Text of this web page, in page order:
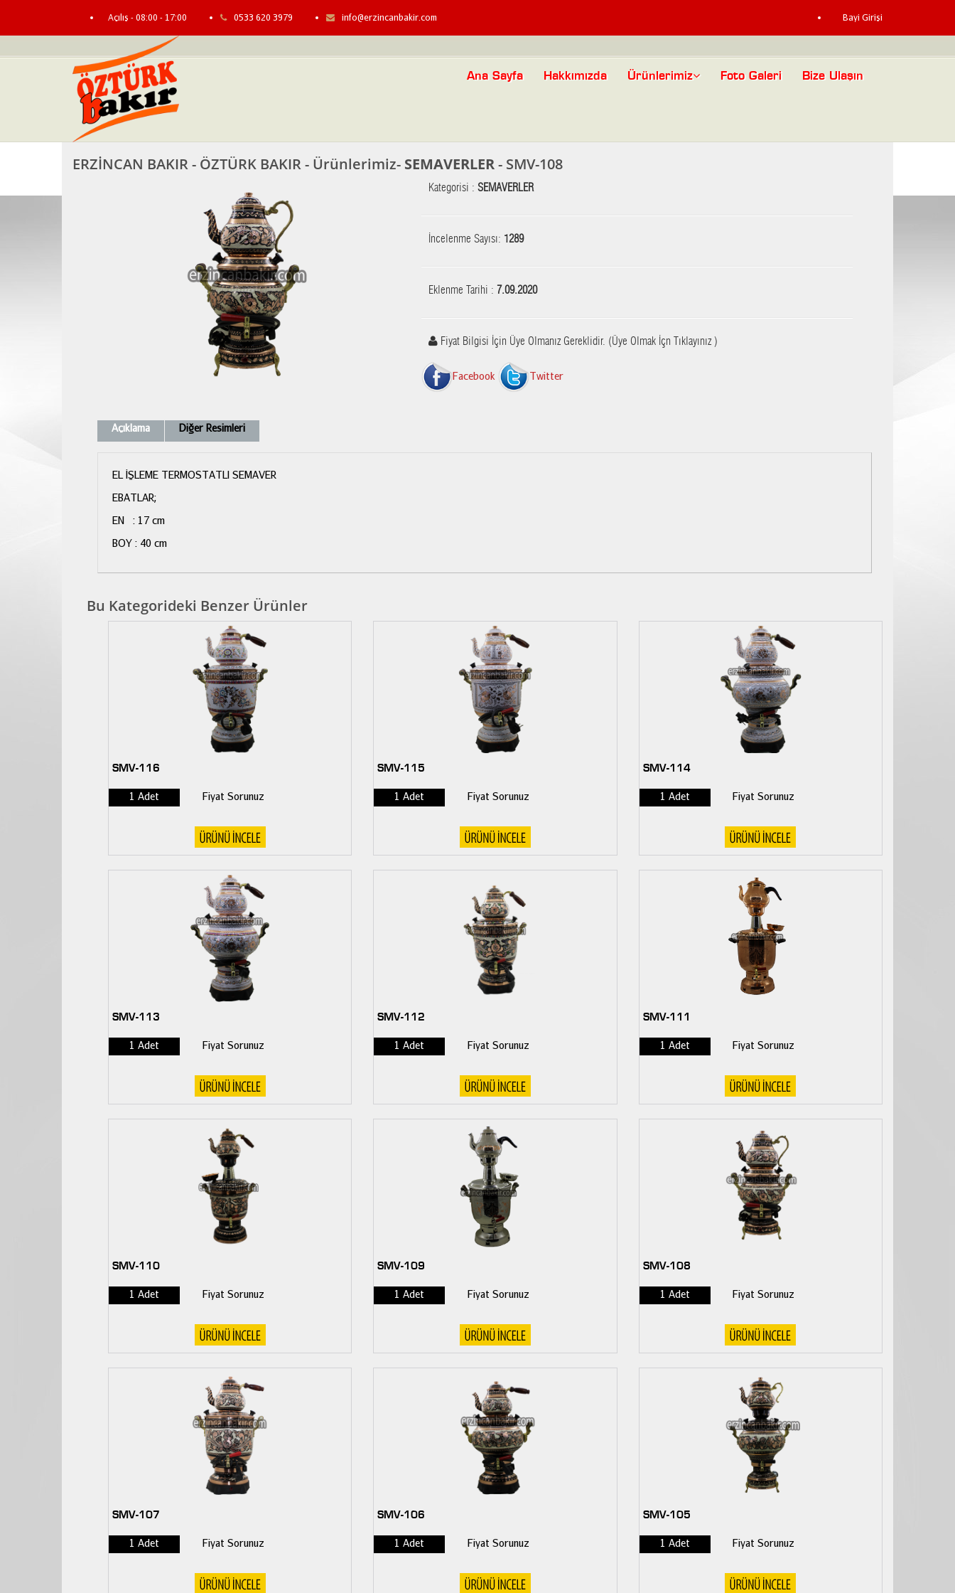
Açılış - 08:00 - 17:00 0533 620 3979 info@erzincanbakir.com Bayi Girişi
Ana Sayfa Hakkımızda Ürünlerimiz Foto Galeri Bize Ulaşın
ERZİNCAN BAKIR - ÖZTÜRK BAKIR - Ürünlerimiz- SEMAVERLER- SMV-108
Kategorisi : SEMAVERLER
İncelenme Sayısı: 1289
Eklenme Tarihi : 7.09.2020
Fiyat Bilgisi İçin Üye Olmanız Gereklidir. (Üye Olmak İçn Tıklayınız )
Facebook Twitter
Açıklama Diğer Resimleri
EL İŞLEME TERMOSTATLI SEMAVER
EBATLAR;
EN : 17 cm
BOY : 40 cm
Bu Kategorideki Benzer Ürünler
SMV-116
1 Adet Fiyat Sorunuz
SMV-115
1 Adet Fiyat Sorunuz
SMV-114
1 Adet Fiyat Sorunuz
SMV-113
1 Adet Fiyat Sorunuz
SMV-112
1 Adet Fiyat Sorunuz
SMV-111
1 Adet Fiyat Sorunuz
SMV-110
1 Adet Fiyat Sorunuz
SMV-109
1 Adet Fiyat Sorunuz
SMV-108
1 Adet Fiyat Sorunuz
SMV-107
1 Adet Fiyat Sorunuz
SMV-106
1 Adet Fiyat Sorunuz
SMV-105
1 Adet Fiyat Sorunuz